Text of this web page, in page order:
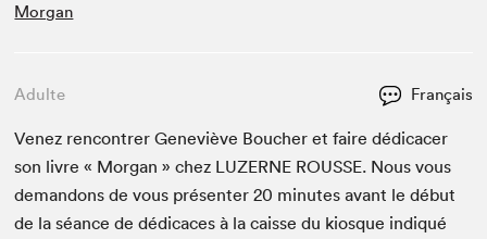
Morgan
Adulte Français
Venez ren­con­tr­er Geneviève Bouch­er et faire dédi­cac­er
son livre « Mor­gan » chez LUZERNE ROUSSE. Nous vous
deman­dons de vous présen­ter20 min­utes avant le début
de la séance de dédi­caces à la caisse du kiosque indiqué